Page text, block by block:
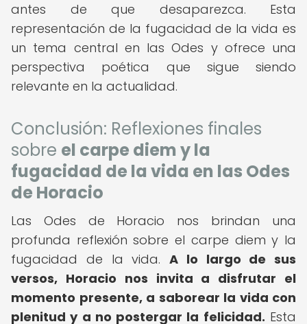
antes de que desaparezca. Esta
representación de la fugacidad de la vida es
un tema central en las Odes y ofrece una
perspectiva poética que sigue siendo
relevante en la actualidad.
Conclusión: Reflexiones finales
sobre el carpe diem y la
fugacidad de la vida en las Odes
de Horacio
Las Odes de Horacio nos brindan una
profunda reflexión sobre el carpe diem y la
fugacidad de la vida. A lo largo de sus
versos, Horacio nos invita a disfrutar el
momento presente, a saborear la vida con
plenitud y a no postergar la felicidad. Esta